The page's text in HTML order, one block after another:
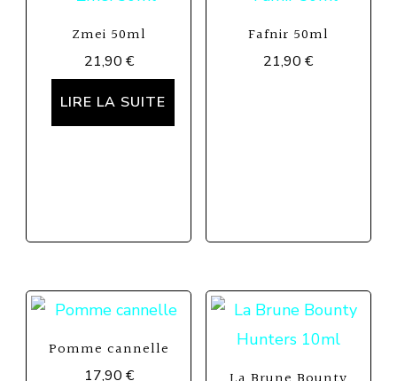
Zmei 50ml
21,90 €
LIRE LA SUITE
Fafnir 50ml
21,90€
Pomme cannelle
17,90 €